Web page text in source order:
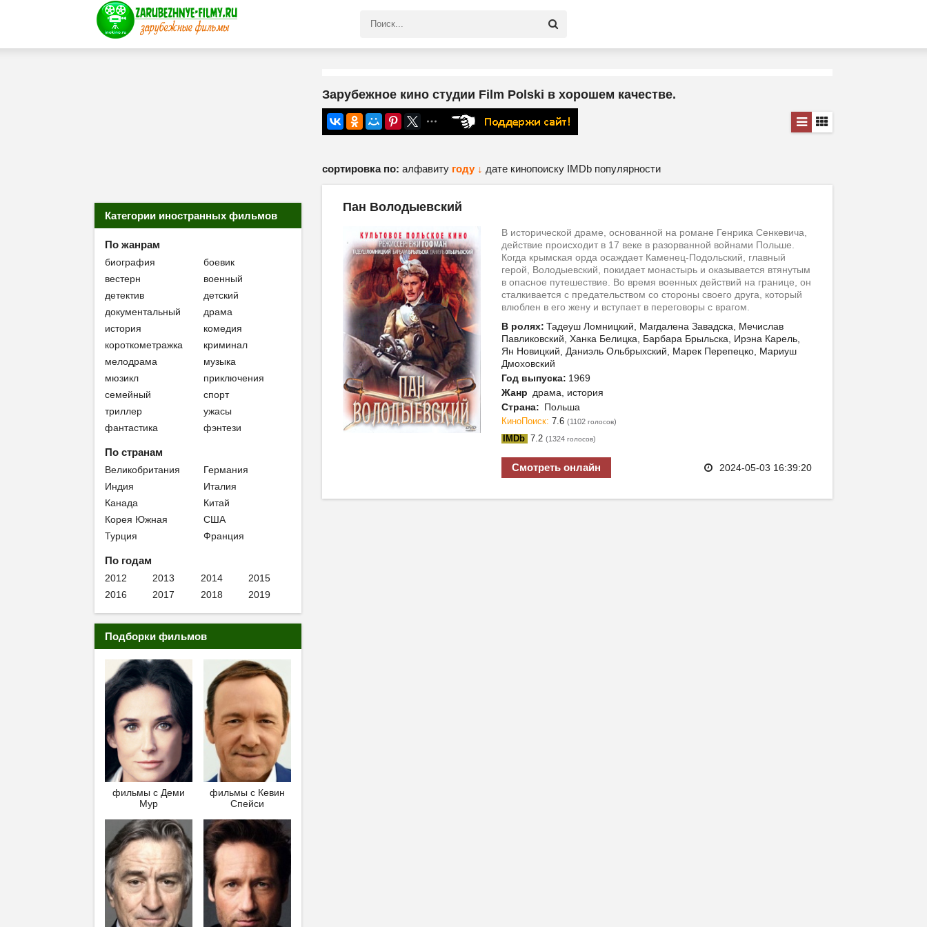
Зарубежное кино студии Film Polski в хорошем качестве.
сортировка по: алфавиту году ↓ дате кинопоиску IMDb популярности
Пан Володыевский
В исторической драме, основанной на романе Генрика Сенкевича,
действие происходит в 17 веке в разорванной войнами Польше.
Когда крымская орда осаждает Каменец-Подольский, главный
герой, Володыевский, покидает монастырь и оказывается втянутым
в опасное путешествие. Во время военных действий на границе, он
сталкивается с предательством со стороны своего друга, который
влюблен в его жену и вступает в переговоры с врагом.
В ролях: Тадеуш Ломницкий, Магдалена Завадска, Мечислав
Павликовский, Ханка Белицка, Барбара Брыльска, Ирэна Карель,
Ян Новицкий, Даниэль Ольбрыхский, Марек Перепецко, Мариуш
Дмоховский
Год выпуска: 1969
Жанр драма, история
Страна: Польша
КиноПоиск: 7.6 (1102 голосов)
IMDb 7.2 (1324 голосов)
Смотреть онлайн 2024-05-03 16:39:20
Категории иностранных фильмов
По жанрам
биография
боевик
вестерн
военный
детектив
детский
документальный
драма
история
комедия
короткометражка
криминал
мелодрама
музыка
мюзикл
приключения
семейный
спорт
триллер
ужасы
фантастика
фэнтези
По странам
Великобритания
Германия
Индия
Италия
Канада
Китай
Корея Южная
США
Турция
Франция
По годам
2012 2013 2014
2015
2016
2017 2018 2019
Подборки фильмов
фильмы с Деми
Мур
фильмы с Кевин
Спейси